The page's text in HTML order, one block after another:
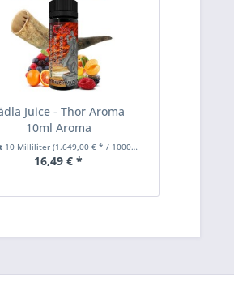
Juice - Thor Aroma
10ml Aroma
10 Milliliter(1.649,00 € * / 1000 Milliliter)
16,49 € *